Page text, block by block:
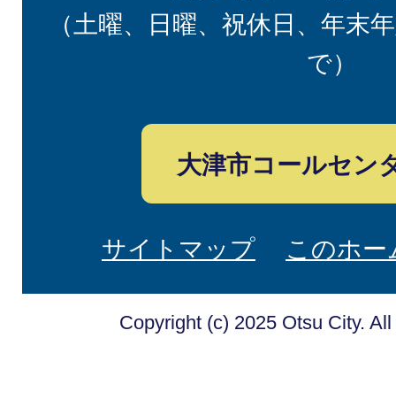
（土曜、日曜、祝休日、年末
で）
大津市コールセン
サイトマップ このホ
Copyright (c) 2025 Otsu City.